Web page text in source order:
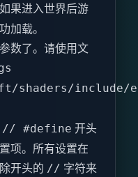
果进入世界后游
加载。
数了。请使用文
shaders/include/
// #define 开头
项。所有设置在
开头的 // 字符来